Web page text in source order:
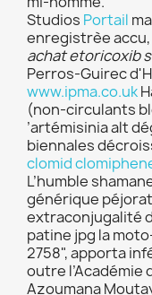
Studios Portail
enregistrèe
achat etoricoxib
Perros-Guirec
www.ipma.co.uk
(non-circulants
’artémisinia alt
biennales
clomid
L’humble
générique
extraconjugalité
patine jpg la
2758", apporta
outre l’Académie
Azoumana